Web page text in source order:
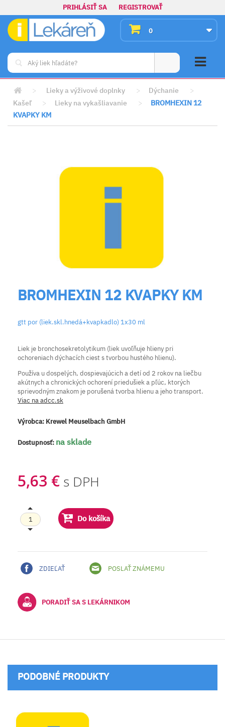
PRIHLÁSIŤ SA REGISTROVAŤ
0
> Lieky a výživové doplnky > Dýchanie
>
Kašeľ
> Lieky na vykašliavanie >
BROMHEXIN 12
KVAPKY KM
BROMHEXIN 12 KVAPKY KM
gtt por (liek.skl.hnedá+kvapkadlo) 1x30 ml
Liek je bronchosekretolytikum (liek uvoľňuje hlieny pri
ochoreniach dýchacích ciest s tvorbou hustého hlienu).
Používa u dospelých, dospievajúcich a detí od 2 rokov na liečbu
akútnych a chronických ochorení priedušiek a pľúc, ktorých
sprievodným znakom je porušená tvorba hlienu a jeho transport.
Viac na adcc.sk
Výrobca: Krewel Meuselbach GmbH
Dostupnosť: na sklade
5,63 € s DPH
Do košíka
ZDIEĽAŤ POSLAŤ ZNÁMEMU
PORADIŤ SA S LEKÁRNIKOM
PODOBNÉ PRODUKTY